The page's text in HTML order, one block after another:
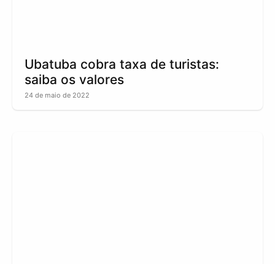
Ubatuba cobra taxa de turistas:
saiba os valores
24 de maio de 2022